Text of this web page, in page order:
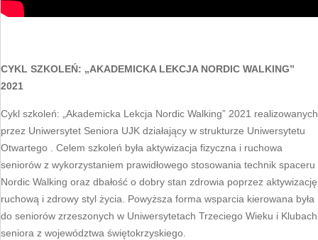
CYKL SZKOLEŃ: „AKADEMICKA LEKCJA NORDIC WALKING”
2021
Cykl szkoleń: „Akademicka Lekcja Nordic Walking” 2021 realizowanych
przez Uniwersytet Seniora UJK działający w strukturze Uniwersytetu
Otwartego . Celem szkoleń była aktywizacja fizyczna i ruchowa
seniorów z wykorzystaniem prawidłowego stosowania technik spaceru
Nordic Walking oraz dbałość o dobry stan zdrowia poprzez aktywizację
ruchową i zdrowy styl życia. Powyższa forma wsparcia kierowana była
do seniorów zrzeszonych w Uniwersytetach Trzeciego Wieku i Klubach
seniora z województwa świętokrzyskiego.